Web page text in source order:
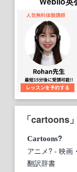
「cartoons
Cartoons?
アニメ? - 映画
翻訳辞書